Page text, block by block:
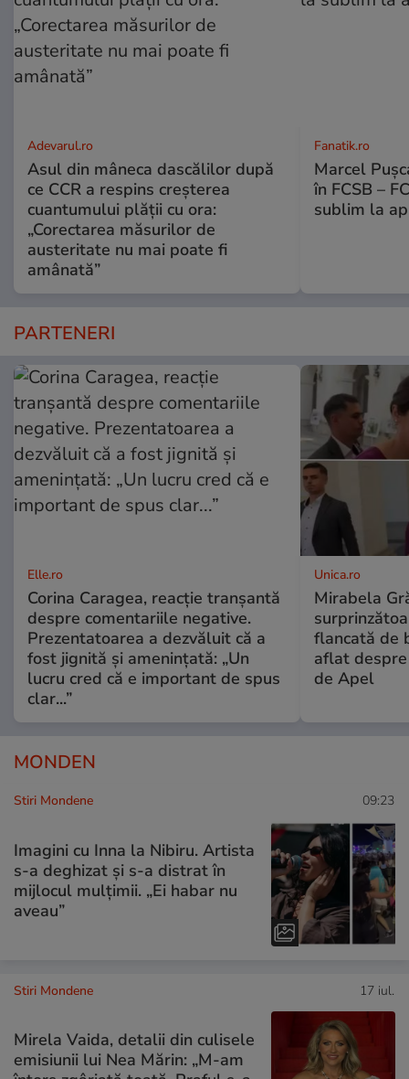
Adevarul.ro
Asul din mâneca dascălilor după
ce CCR a respins creșterea
cuantumului plății cu ora:
„Corectarea măsurilor de
austeritate nu mai poate fi
amânată”
Fanatik.ro
Marcel
în FCSB –
sublim la
PARTENERI
Elle.ro
Corina Caragea, reacție tranșantă
despre comentariile negative.
Prezentatoarea a dezvăluit că a
fost jignită și amenințată: „Un
lucru cred că e important de spus
clar...”
Unica.ro
Mirabela
flancată de
aflat
de Apel
MONDEN
Stiri Mondene 09:23
Imagini cu Inna la Nibiru. Artista
s-a deghizat și s-a distrat în
mijlocul mulțimii. „Ei habar nu
aveau”
Stiri Mondene 17 iul.
Mirela Vaida, detalii din culisele
emisiunii lui Nea Mărin: „M-am